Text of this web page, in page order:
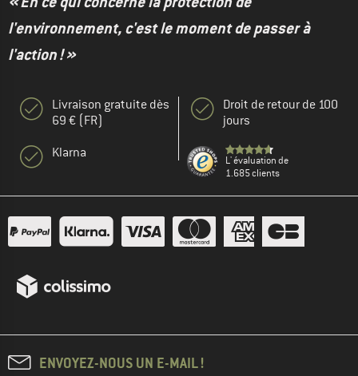
l'environnement, c'est le moment de passer à
l'action ! »
Livraison gratuite dès
69 € (FR)
Klarna
Droit de retour de 100
jours
L' évaluation de
1.685 clients
ENVOYEZ-NOUS UN E-MAIL !